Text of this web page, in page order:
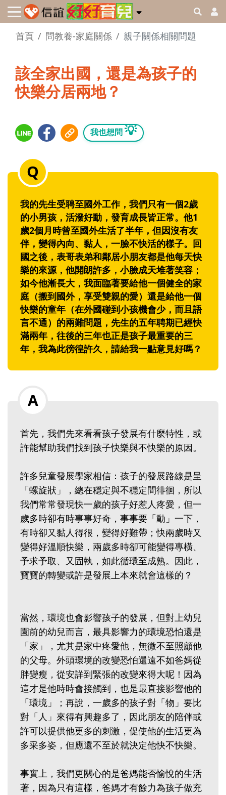
首頁 問教養-家庭關係 親子關係相關問題
該全家出國，還是為孩子的
快樂分居兩地？
我也想問 💡
我的先生受聘至國外工作，我們只有一個2歲
的小男孩，活潑好動，發育成長皆正常。他1
歲2個月時曾至國外生活了半年，但因沒有友
伴，變得內向、黏人，一臉不快活的樣子。回
國之後，表哥表弟和鄰居小朋友都是他每天快
樂的來源，他開朗許多，小臉成天堆著笑容；
如今他漸長大，我面臨著要給他一個健全的家
庭（搬到國外，享受雙親的愛）還是給他一個
快樂的童年（在外國碰到小孩機會少，而且語
言不通）的兩難問題，先生的五年聘期已經快
滿兩年，往後的三年也正是孩子最重要的三
年，我為此徬徨許久，請給我一點意見好嗎？
首先，我們先來看看孩子發展有什麼特性，或
許能幫助我們找到孩子快樂與不快樂的原因。
許多兒童發展學家相信：孩子的發展路線是呈
「螺旋狀」，總在穩定與不穩定間徘徊，所以
我們常常發現快一歲的孩子好惹人疼愛，但一
歲多時卻有時事事好奇，事事要「動」一下，
有時卻又黏人得很，變得好難帶；快兩歲時又
變得好溫順快樂，兩歲多時卻可能變得專橫、
予求予取、又固執，如此循環至成熟。因此，
寶寶的轉變或許是發展上本來就會這樣的？
當然，環境也會影響孩子的發展，但對上幼兒
園前的幼兒而言，最具影響力的環境恐怕還是
「家」，尤其是家中疼愛他，無微不至照顧他
的父母。外頭環境的改變恐怕還遠不如爸媽從
胖變瘦，從安詳到緊張的改變來得大呢！因為
這才是他時時會接觸到，也是最直接影響他的
「環境」；再說，一歲多的孩子對「物」要比
對「人」來得有興趣多了，因此朋友的陪伴或
許可以提供他更多的刺激，促使他的生活更為
多采多姿，但應還不至於就決定他快不快樂。
事實上，我們更關心的是爸媽能否愉悅的生活
著，因為只有這樣，爸媽才有餘力為孩子做充